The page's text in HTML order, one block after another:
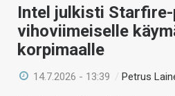
Intel julkisti
vihoviimeiselle
korpimaalle
14.7.2026 - 13:39 /Petrus